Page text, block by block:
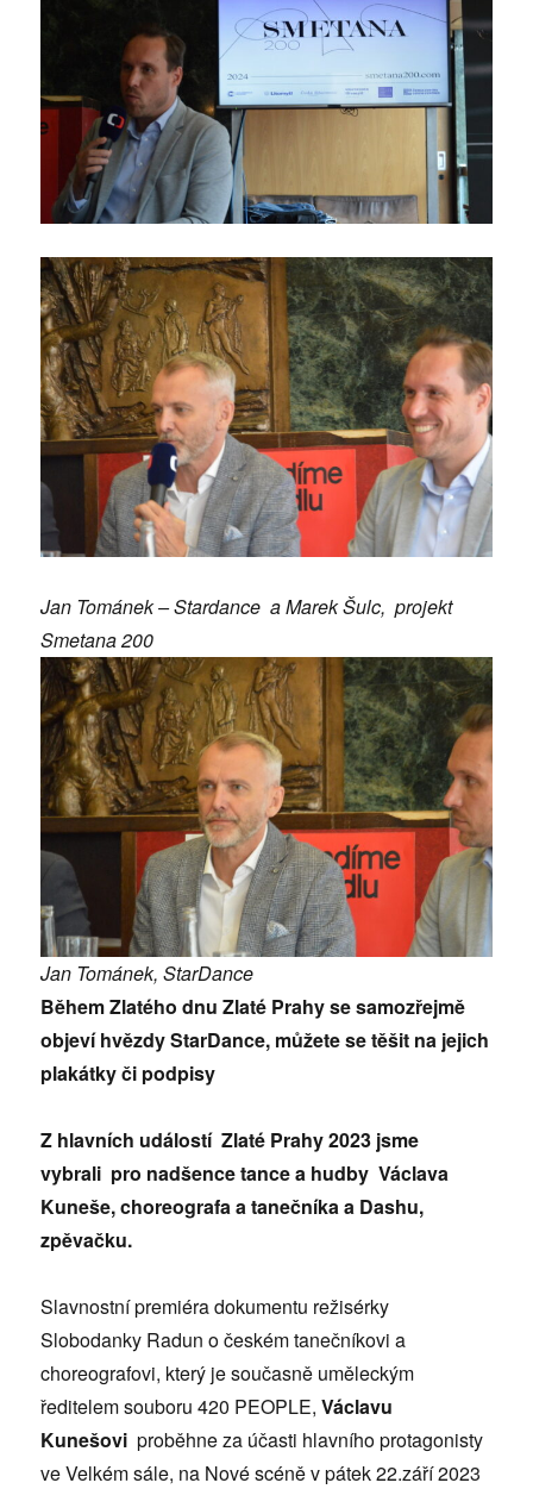
Jan Tománek – Stardance a Marek Šulc, projekt
Smetana 200
Jan Tománek, StarDance
Během Zlatého dnu Zlaté Prahy se samozřejmě
objeví hvězdy StarDance, můžete se těšit na jejich
plakátky či podpisy
Z hlavních událostí Zlaté Prahy 2023 jsme
vybrali pro nadšence tance a hudby Václava
Kuneše, choreografa a tanečníka a Dashu,
zpěvačku.
Slavnostní premiéra dokumentu režisérky
Slobodanky Radun o českém tanečníkovi a
choreografovi, který je současně uměleckým
ředitelem souboru 420 PEOPLE,Václavu
Kunešovi proběhne za účasti hlavního protagonisty
ve Velkém sále, na Nové scéně v pátek 22.září 2023